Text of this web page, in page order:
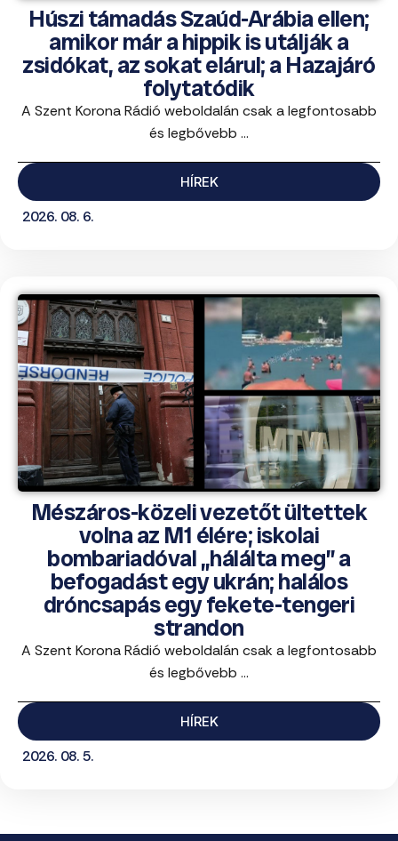
Húszi támadás Szaúd-Arábia ellen;
amikor már a hippik is utálják a
zsidókat, az sokat elárul; a Hazajáró
folytatódik
A Szent Korona Rádió weboldalán csak a legfontosabb
és legbővebb ...
HÍREK
2026. 08. 6.
Mészáros-közeli vezetőt ültettek
volna az M1 élére; iskolai
bombariadóval „hálálta meg” a
befogadást egy ukrán; halálos
dróncsapás egy fekete-tengeri
strandon
A Szent Korona Rádió weboldalán csak a legfontosabb
és legbővebb ...
HÍREK
2026. 08. 5.